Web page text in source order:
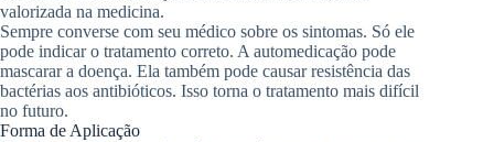
valorizada na medicina.
Sempre converse com seu médico sobre os sintomas. Só ele
pode indicar o tratamento correto. A automedicação pode
mascarar a doença. Ela também pode causar resistência das
bactérias aos antibióticos. Isso torna o tratamento mais difícil
no futuro.
Forma de Aplicação